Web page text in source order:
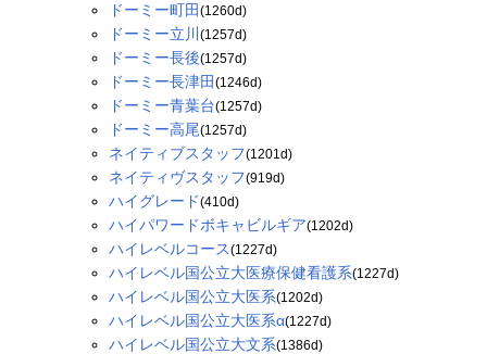
ドーミー町田 (1260d)
ドーミー立川 (1257d)
ドーミー長後(1257d)
ドーミー長津田 (1246d)
ドーミー青葉台(1257d)
ドーミー高尾(1257d)
ネイティブスタッフ(1201d)
ネイティヴスタッフ(919d)
ハイグレード(410d)
ハイパワードボキャビルギア(1202d)
ハイレベルコース(1227d)
ハイレベル国公立大医療保健看護系(1227d)
ハイレベル国公立大医系(1202d)
ハイレベル国公立大医系α(1227d)
ハイレベル国公立大文系(1386d)